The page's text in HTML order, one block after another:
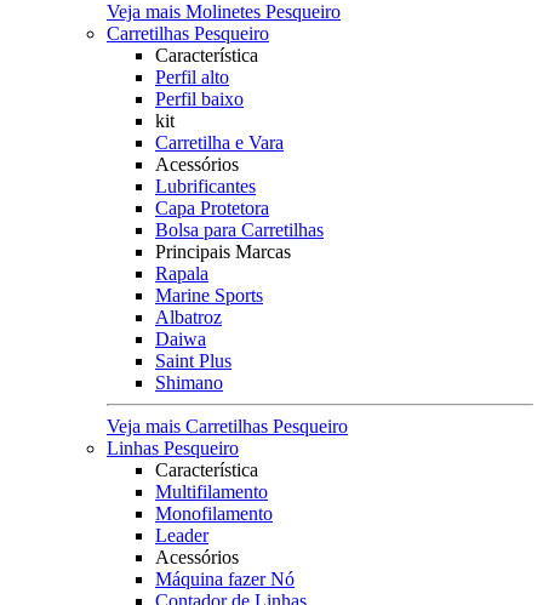
Veja mais Molinetes Pesqueiro
Carretilhas Pesqueiro
Característica
Perfil alto
Perfil baixo
kit
Carretilha e Vara
Acessórios
Lubrificantes
Capa Protetora
Bolsa para Carretilhas
Principais Marcas
Rapala
Marine Sports
Albatroz
Daiwa
Saint Plus
Shimano
Veja mais Carretilhas Pesqueiro
Linhas Pesqueiro
Característica
Multifilamento
Monofilamento
Leader
Acessórios
Máquina fazer Nó
Contador de Linhas